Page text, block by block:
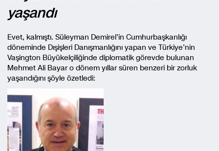
yaşandı
Evet, kalmıştı. Süleyman Demirel’in Cumhurbaşkanlığı
döneminde Dışişleri Danışmanlığını yapan ve Türkiye’nin
Vaşington Büyükelçiliğinde diplomatik görevde bulunan
Mehmet Ali Bayar o dönem yıllar süren benzeri bir zorluk
yaşandığını şöyle özetledi: